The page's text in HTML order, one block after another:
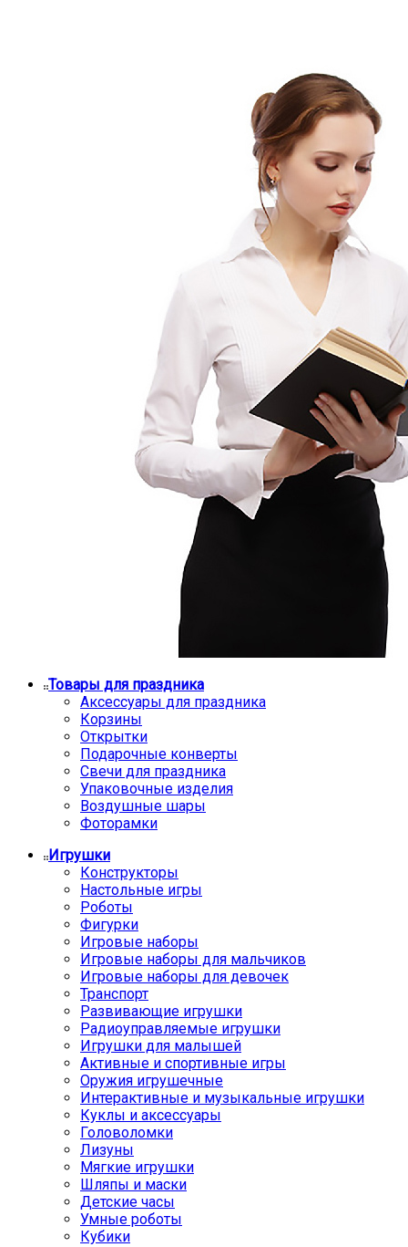
Товары для праздника
Аксессуары для праздника
Корзины
Открытки
Подарочные конверты
Свечи для праздника
Упаковочные изделия
Воздушные шары
Фоторамки
Игрушки
Конструкторы
Настольные игры
Роботы
Фигурки
Игровые наборы
Игровые наборы для мальчиков
Игровые наборы для девочек
Транспорт
Развивающие игрушки
Радиоуправляемые игрушки
Игрушки для малышей
Активные и спортивные игры
Оружия игрушечные
Интерактивные и музыкальные игрушки
Куклы и аксессуары
Головоломки
Лизуны
Мягкие игрушки
Шляпы и маски
Детские часы
Умные роботы
Кубики